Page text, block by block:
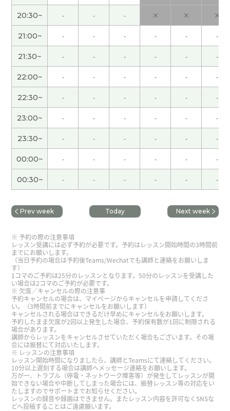
今天第一次上您的课，谢谢您！ 也谢谢您把我没听
懂的单词发给我。 以后也请多多关照，期待下次再
见！( 40代 男性 )
谢谢老师，下次见！( 40代 )
谢谢老师，下次见！
这个是我第一次的上课，感谢JJ老师很热情地纠正
我的发音。为了通过考试，我要继续。下次见！
谢谢你讲课，我查一下「ウマが合う（同频）」，
骑马时人和马必须呼吸一致，这个成语源的，下次
见！( 40代 )
谢谢老师，我昨天下课后看点葫芦娃，一会儿见！(
谢谢您！多亏了老师的仔细讲解，我再次意识到了
自己的错误！( 40代 女性 )
谢谢老师，下课后我在油管上看1979年的哪吒，下
次见( 40代 )
谢谢老师( 40代 )
谢谢老师，下次见！( 40代 )
谢谢。下次见吧。( 男性 )
20:30~ - - - × × ×
21:00~ - - - - - -
21:30~ - - - - - -
22:00~ - - - - - -
22:30~ - - - - - -
23:00~ - - - - - -
23:30~ - - - - - -
00:00~ - - - - - -
00:30~ - - - - - -
Prev week Today Next week
予約の際の注意事項
レッスン受講には必ず予約が必要です。予約はレッスン開始時間の3時間前
までにお願いします。
（当日予約の場合は予約後Teams/Wechatでも講師と連絡をお願いしま
す）
1コマのご予約は25分のレッスンとなります。50分のレッスンを受講した
い場合は2コマのご予約が必要です。
欠席／キャンセルの際の注意事
予約キャンセルの場合は、マイページからキャンセルを申請してくださ
い。（3時間前までにキャンセルをお願いします）
キャンセルされる場合はできるだけ早めにキャンセルをお願いします。
予約したまま欠席が2回以上発生した場合、予約保有数が1回に制限される
場合があります。
講師からレッスンをキャンセルさせていただく場合もございます。その場
合には振替にて対応いたします。
レッスンの注意事項
レッスン開始時間になりましたら、講師とTeamsにて連絡してください。
10分以上遅刻する場合は講師へメッセージ連絡をお願いします。
万が一、トラブル（停電・ネットワーク障害等）が発生してレッスンが開
始できない場合や中断してしまった場合には、振替レッスン等の対応をい
たしますのでサポートまでお知らせください。
レッスンの録音や録画はできません。またレッスン内容を許可なくSNSな
どへ投稿することはご遠慮願います。